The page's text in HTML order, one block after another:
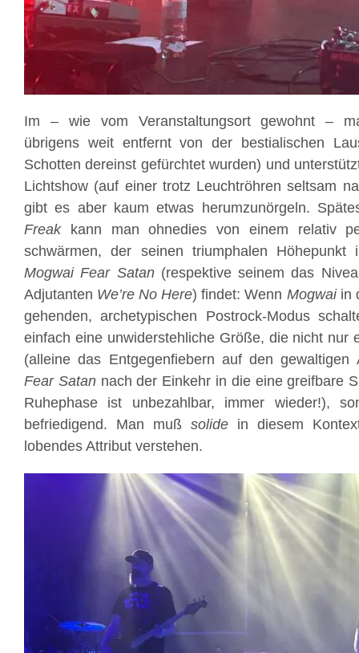
Im – wie vom Veranstaltungsort gewohnt –
übrigens weit entfernt von der bestialischen
Schotten dereinst gefürchtet wurden) und
Lichtshow (auf einer trotz Leuchtröhren seltsam
gibt es aber kaum etwas herumzunörgeln.
Freakkann man ohnedies von einem relativ
schwärmen, der seinen triumphalen Höhepunkt
Mogwai Fear Satan(respektive seinem das
Adjutanten We’re No Here) findet: Wenn Mogwaiin
gehenden, archetypischen Postrock-Modus
einfach eine unwiderstehliche Größe, die nicht nur
(alleine das Entgegenfiebern auf den
Fear Satannach der Einkehr in die eine greifbare
Ruhephase ist unbezahlbar, immer wieder!),
befriedigend. Man muß solide in diesem
lobendes Attribut verstehen.